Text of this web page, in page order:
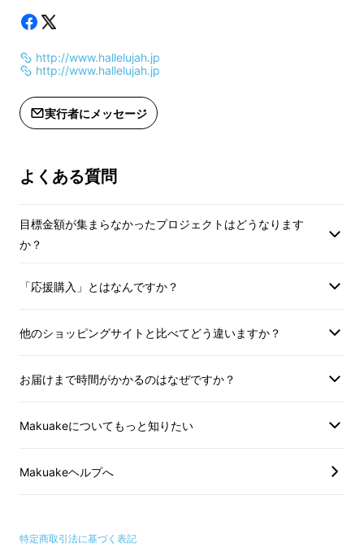
SMARTYを実際にご使用頂いた方のご意見を
参考にさせていただきました。
http://www.hallelujah.jp
http://www.hallelujah.jp
実行者にメッセージ
よくある質問
目標金額が集まらなかったプロジェクトはどうなります
か？
「応援購入」とはなんですか？
他のショッピングサイトと比べてどう違いますか？
お届けまで時間がかかるのはなぜですか？
Makuakeについてもっと知りたい
Makuakeヘルプへ
特定商取引法に基づく表記